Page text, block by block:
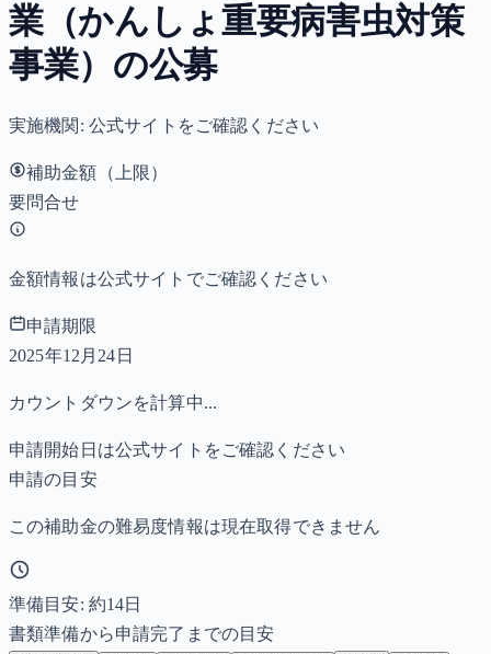
業（かんしょ重要病害虫対策
事業）の公募
実施機関: 公式サイトをご確認ください
補助金額（上限）
要問合せ
金額情報は公式サイトでご確認ください
申請期限
2025年12月24日
カウントダウンを計算中...
申請開始日は公式サイトをご確認ください
申請の目安
この補助金の難易度情報は現在取得できません
準備目安: 約14日
書類準備から申請完了までの目安